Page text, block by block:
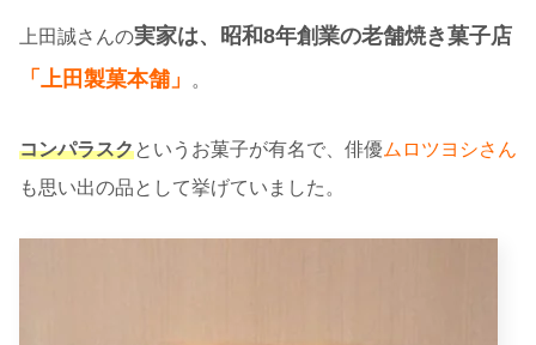
上田誠さんの実家は、昭和8年創業の老舗焼き菓子店
「上田製菓本舗」
。
コンパラスクというお菓子が有名で、俳優ムロツヨシさん
も思い出の品として挙げていました。